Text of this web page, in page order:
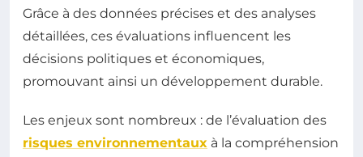
Grâce à des données précises et des analyses
détaillées, ces évaluations influencent les
décisions politiques et économiques,
promouvant ainsi un développement durable.
Les enjeux sont nombreux : de l’évaluation des
risques environnementaux à la compréhension